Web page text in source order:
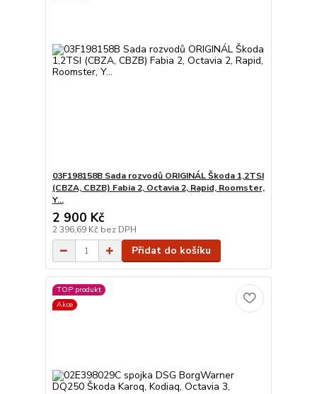
03F198158B Sada rozvodů ORIGINÁL Škoda 1,2TSI
(CBZA, CBZB) Fabia 2, Octavia 2, Rapid, Roomster,
Y...
2 900 Kč
2 396,69 Kč bez DPH
Přidat do košíku
TOP produkt
Akce